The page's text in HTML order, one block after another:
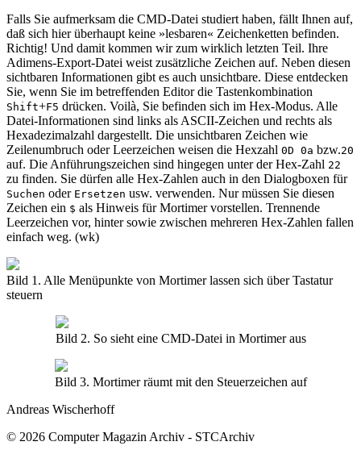
Falls Sie aufmerksam die CMD-Datei studiert haben, fällt Ihnen auf,
daß sich hier überhaupt keine »lesbaren« Zeichenketten befinden.
Richtig! Und damit kommen wir zum wirklich letzten Teil. Ihre
Adimens-Export-Datei weist zusätzliche Zeichen auf. Neben diesen
sichtbaren Informationen gibt es auch unsichtbare. Diese entdecken
Sie, wenn Sie im betreffenden Editor die Tastenkombination
Shift+F5 drücken. Voilà, Sie befinden sich im Hex-Modus. Alle
Datei-Informationen sind links als ASCII-Zeichen und rechts als
Hexadezimalzahl dargestellt. Die unsichtbaren Zeichen wie
Zeilenumbruch oder Leerzeichen weisen die Hexzahl 0D 0a bzw.20
auf. Die Anführungszeichen sind hingegen unter der Hex-Zahl 22
zu finden. Sie dürfen alle Hex-Zahlen auch in den Dialogboxen für
Suchen oder Ersetzen usw. verwenden. Nur müssen Sie diesen
Zeichen ein $ als Hinweis für Mortimer vorstellen. Trennende
Leerzeichen vor, hinter sowie zwischen mehreren Hex-Zahlen fallen
einfach weg. (wk)
Bild 1. Alle Menüpunkte von Mortimer lassen sich über Tastatur
steuern
Bild 2. So sieht eine CMD-Datei in Mortimer aus
Bild 3. Mortimer räumt mit den Steuerzeichen auf
Andreas Wischerhoff
© 2026 Computer Magazin Archiv - STCArchiv